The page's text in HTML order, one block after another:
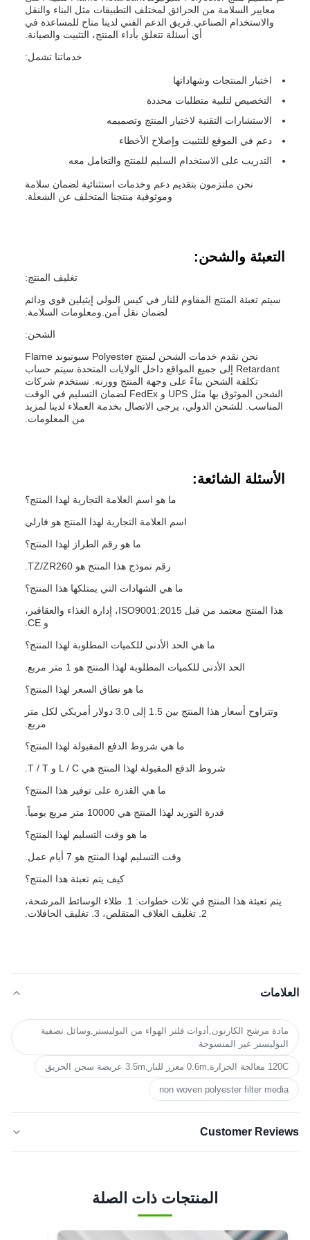
معايير السلامة من الحرائق لمختلف التطبيقات مثل البناء والنقل
والاستخدام الصناعي.فريق الدعم الفني لدينا متاح للمساعدة في
أي أسئلة تتعلق بأداء المنتج، التثبيت والصيانة.
خدماتنا تشمل:
اختبار المنتجات وشهاداتها
التخصيص لتلبية متطلبات محددة
الاستشارات التقنية لاختيار المنتج وتصميمه
دعم في الموقع للتثبيت وإصلاح الأخطاء
التدريب على الاستخدام السليم للمنتج والتعامل معه
نحن ملتزمون بتقديم دعم وخدمات استثنائية لضمان سلامة
وموثوقية منتجنا المتخلف عن الشعلة.
التعبئة والشحن:
تغليف المنتج:
سيتم تعبئة المنتج المقاوم للنار في كيس البولي إيثيلين قوي ودائم
لضمان نقل آمن.ومعلومات السلامة.
الشحن:
نحن نقدم خدمات الشحن لمنتج Polyester سبونبوند Flame
Retardant إلى جميع المواقع داخل الولايات المتحدة.سيتم حساب
تكلفة الشحن بناءً على وجهة المنتج ووزنه. نستخدم شركات
الشحن الموثوق بها مثل UPS و FedEx لضمان التسليم في الوقت
المناسب. للشحن الدولي، يرجى الاتصال بخدمة العملاء لدينا لمزيد
من المعلومات.
الأسئلة الشائعة:
ما هو اسم العلامة التجارية لهذا المنتج؟
اسم العلامة التجارية لهذا المنتج هو فارلي
ما هو رقم الطراز لهذا المنتج؟
رقم نموذج هذا المنتج هو TZ/ZR260.
ما هي الشهادات التي يمتلكها هذا المنتج؟
هذا المنتج معتمد من قبل ISO9001:2015، إدارة الغذاء والعقاقير،
و CE.
ما هي الحد الأدنى للكميات المطلوبة لهذا المنتج؟
الحد الأدنى للكميات المطلوبة لهذا المنتج هو 1 متر مربع.
ما هو نطاق السعر لهذا المنتج؟
وتتراوح أسعار هذا المنتج بين 1.5 إلى 3.0 دولار أمريكي لكل متر
مربع.
ما هي شروط الدفع المقبولة لهذا المنتج؟
شروط الدفع المقبولة لهذا المنتج هي L / C و T / T.
ما هي القدرة على توفير هذا المنتج؟
قدرة التوريد لهذا المنتج هي 10000 متر مربع يومياً.
ما هو وقت التسليم لهذا المنتج؟
وقت التسليم لهذا المنتج هو 7 أيام عمل.
كيف يتم تعبئة هذا المنتج؟
يتم تعبئة هذا المنتج في ثلاث خطوات: 1. طلاء الوسائط المرشحة،
2. تغليف الغلاف المتقلص، 3. تغليف الحافلات.
العلامات
مادة مرشح الكارتون,أدوات فلتر الهواء من البوليستر,وسائل تصفية
البوليستر غير المنسوجة
120C معالجة الحرارة,0.6m معزز للنار,3.5m عريضة سجن الحريق
non woven polyester filter media
Customer Reviews
المنتجات ذات الصلة